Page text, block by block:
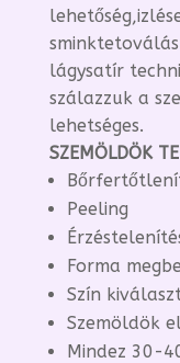
lágysatír
szálazzuk a
lehetséges.
SZEMÖLDÖK
Peeling
Forma
Szín
Szemöldök
Mindez 30-